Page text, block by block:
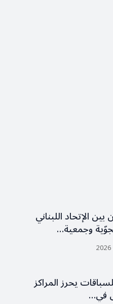
بين الإتحاد اللبناني
وجمعية…
يحرز المراكز
في…